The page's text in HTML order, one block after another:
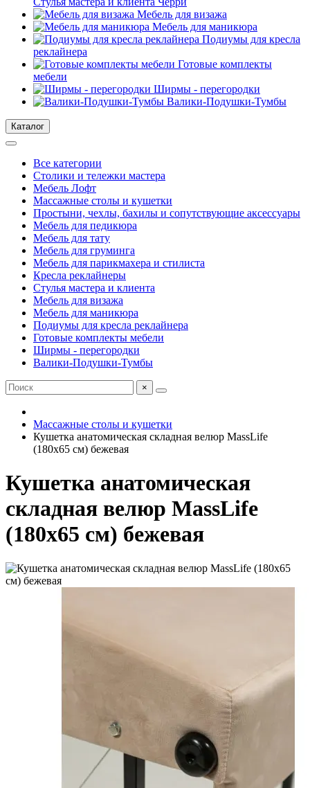
Мебель для визажа
Мебель для маникюра
Подиумы для кресла
реклайнера
Готовые комплекты
мебели
Ширмы - перегородки
Валики-Подушки-Тумбы
Каталог
Все категории
Столики и тележки мастера
Мебель Лофт
Массажные столы и кушетки
Простыни, чехлы, бахилы и сопутствующие аксессуары
Мебель для педикюра
Мебель для тату
Мебель для груминга
Мебель для парикмахера и стилиста
Кресла реклайнеры
Стулья мастера и клиента
Мебель для визажа
Мебель для маникюра
Подиумы для кресла реклайнера
Готовые комплекты мебели
Ширмы - перегородки
Валики-Подушки-Тумбы
×
Массажные столы и кушетки
Кушетка анатомическая складная велюр MassLife
(180х65 см) бежевая
Кушетка анатомическая
складная велюр MassLife
(180х65 см) бежевая